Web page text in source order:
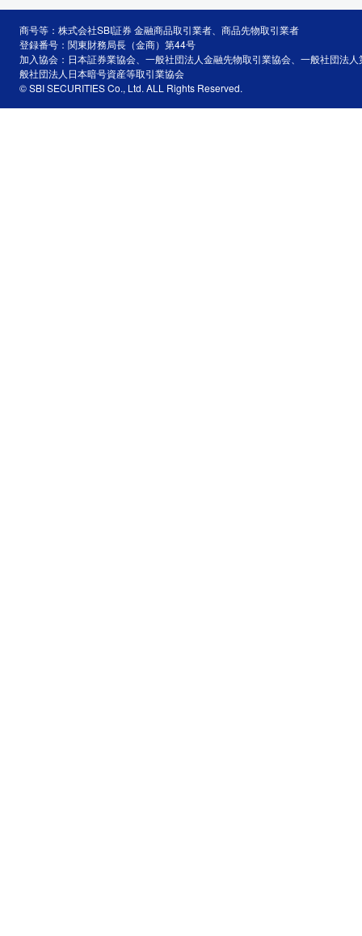
商号等：株式会社SBI証券 金融商品取引業者、商品先物取引業者
登録番号：関東財務局長（金商）第44号
加入協会：日本証券業協会、一般社団法人金融先物取引業協会、一般社団法
般社団法人日本暗号資産等取引業協会
© SBI SECURITIES Co., Ltd. ALL Rights Reserved.